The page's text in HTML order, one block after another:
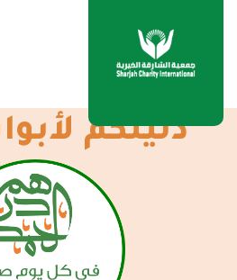
دليلكم